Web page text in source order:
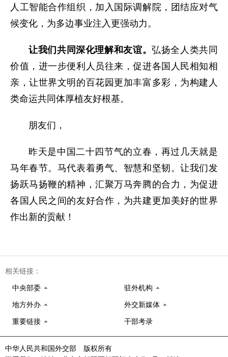
人工智能合作组织，加入国际调解院，团结应对气
候变化，为多边事业注入更强动力。
让我们共同深化理解和友谊。 弘扬全人类共同
价值，进一步便利人员往来，促进各国人民相知相
亲，让世界文明的百花园更加丰富多彩，为构建人
类命运共同体厚植友好根基。
朋友们，
昨天是中国二十四节气的立春，再过几天就是
马年春节。马代表着勇气、智慧和坚韧。让我们发
扬跃马扬鞭的精神，汇聚万马奔腾的合力，为促进
各国人民之间的友好合作，为共建更加美好的世界
作出新的贡献！
相关链接：
中央部委 驻外机构
地方外办 外交新媒体
重要链接 干部考录
中华人民共和国外交部 版权所有